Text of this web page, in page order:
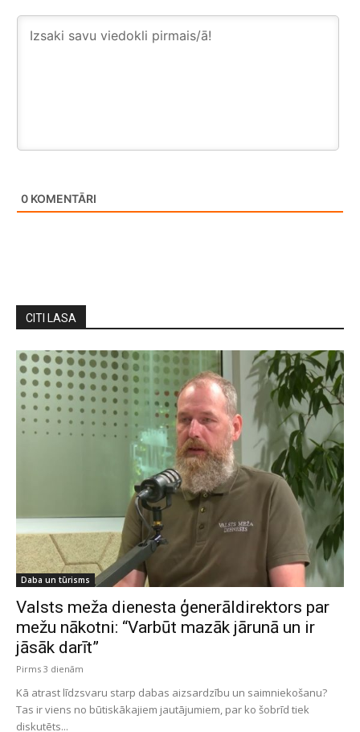
0 KOMENTĀRI
CITI LASA
Daba un tūrisms
Valsts meža dienesta ģenerāldirektors par
mežu nākotni: “Varbūt mazāk jārunā un ir
jāsāk darīt”
Pirms 3 dienām
Kā atrast līdzsvaru starp dabas aizsardzību un saimniekošanu?
Tas ir viens no būtiskākajiem jautājumiem, par ko šobrīd tiek
diskutēts...